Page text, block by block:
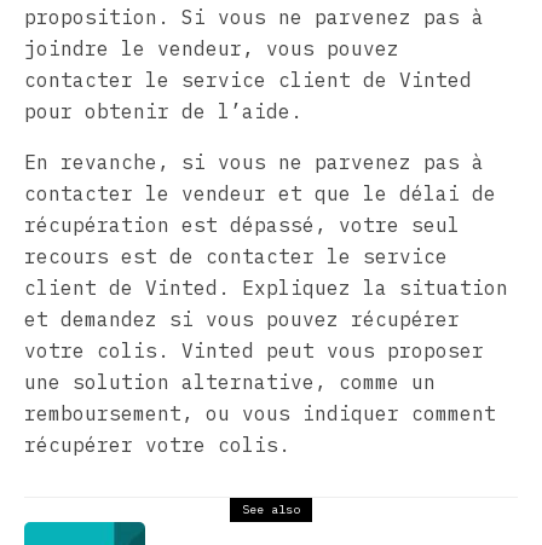
proposition. Si vous ne parvenez pas à
joindre le vendeur, vous pouvez
contacter le service client de Vinted
pour obtenir de l’aide.
En revanche, si vous ne parvenez pas à
contacter le vendeur et que le délai de
récupération est dépassé, votre seul
recours est de contacter le service
client de Vinted. Expliquez la situation
et demandez si vous pouvez récupérer
votre colis. Vinted peut vous proposer
une solution alternative, comme un
remboursement, ou vous indiquer comment
récupérer votre colis.
See also